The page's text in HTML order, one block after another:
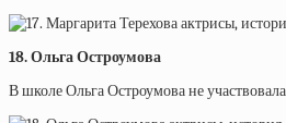
18. Ольга Остроумова
В школе Ольга Остроумова не